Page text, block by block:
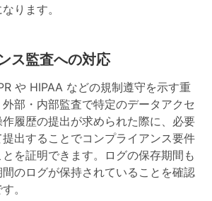
ります。
ス監査への対応
や HIPAA などの規制遵守を示す重
部・内部監査で特定のデータアクセ
履歴の提出が求められた際に、必要
出することでコンプライアンス要件
を証明できます。ログの保存期間も
のログが保持されていることを確認
。